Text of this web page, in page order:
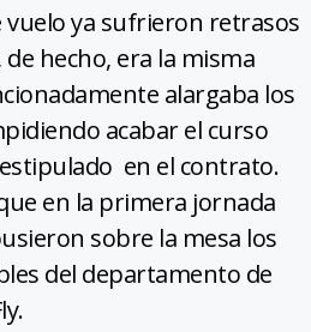
ya sufrieron retrasos
hecho, era la misma
alargaba los
acabar el curso
en el contrato.
en la primera jornada
sobre la mesa los
del departamento de